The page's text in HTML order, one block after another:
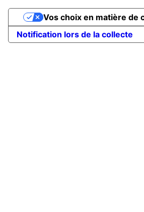
Notification lors de la collecte
Vos choix en matière de